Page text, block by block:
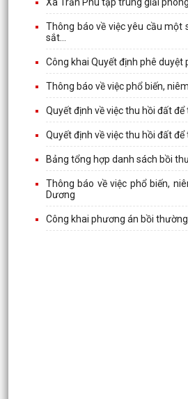
Thông báo về việc yêu cầu
sắt...
Công khai Quyết định phê
Thông báo về việc phổ biến,
Quyết định về việc thu hồi đất
Quyết định về việc thu hồi đất
Bảng tổng hợp danh sách bồi
Thông báo về việc phổ biến,
Dương
Công khai phương án bồi